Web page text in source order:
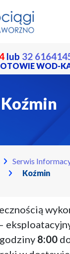
lub 32
WOD-
Koźmin
Serwis
Koźmin
8:00